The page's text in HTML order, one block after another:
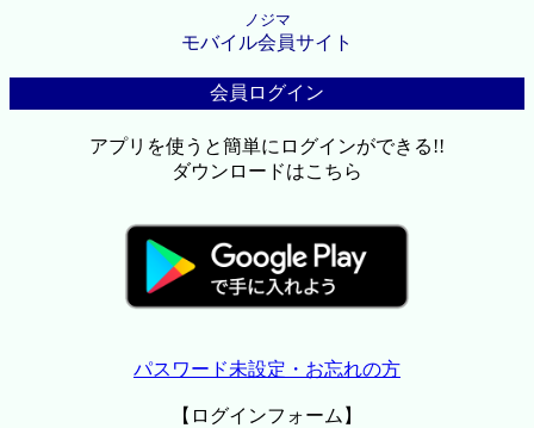
ノジマ
モバイル会員サイト
会員ログイン
アプリを使うと簡単にログインができる!!
ダウンロードはこちら
パスワード未設定・お忘れの方
【ログインフォーム】